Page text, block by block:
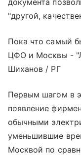
документа
"другой,
Пока что самый
ЦФО и Москвы -
Шиханов / РГ
Первым шагом в
появление
обычными
уменьшившие
Москвой по